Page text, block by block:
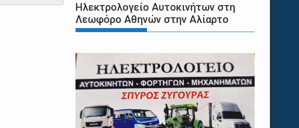
Ηλεκτρολογείο Αυτοκινήτων στη
Λεωφόρο Αθηνών στην Αλίαρτο